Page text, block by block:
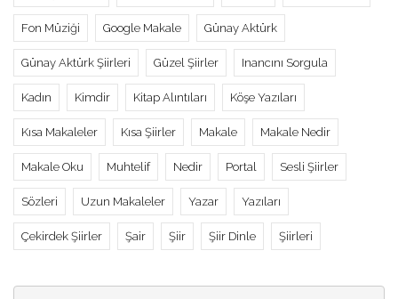
Fon Müziği Google Makale Günay Aktürk
Günay Aktürk Şiirleri Güzel Şiirler Inancını Sorgula
Kadın Kimdir Kitap Alıntıları Köşe Yazıları
Kısa Makaleler Kısa Şiirler Makale Makale Nedir
Makale Oku Muhtelif Nedir Portal Sesli Şiirler
Sözleri Uzun Makaleler Yazar Yazıları
Çekirdek Şiirler Şair Şiir Şiir Dinle Şiirleri